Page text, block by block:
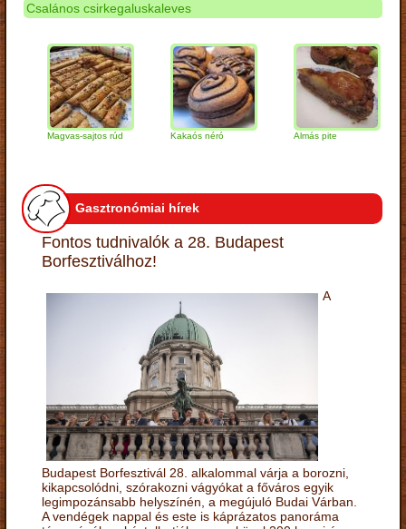
Csalános csirkegaluskaleves
Magvas-sajtos rúd Kakaós néró Almás pite
Gasztronómiai hírek
Fontos tudnivalók a 28. Budapest
Borfesztiválhoz!
A
Budapest Borfesztivál 28. alkalommal várja a borozni,
kikapcsolódni, szórakozni vágyókat a főváros egyik
legimpozánsabb helyszínén, a megújuló Budai Várban.
A vendégek nappal és este is káprázatos panoráma